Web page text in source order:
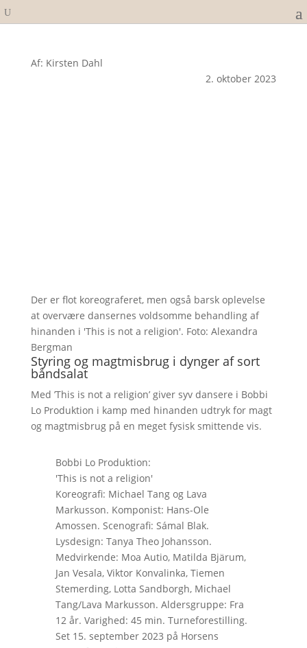
Af: Kirsten Dahl
2. oktober 2023
Der er flot koreograferet, men også barsk oplevelse
at overvære dansernes voldsomme behandling af
hinanden i 'This is not a religion'. Foto: Alexandra
Bergman
Styring og magtmisbrug i dynger af sort
båndsalat
Med ’This is not a religion’ giver syv dansere i Bobbi
Lo Produktion i kamp med hinanden udtryk for magt
og magtmisbrug på en meget fysisk smittende vis.
Bobbi Lo Produktion:
'This is not a religion'
Koreografi: Michael Tang og Lava
Markusson. Komponist: Hans-Ole
Amossen. Scenografi: Sámal Blak.
Lysdesign: Tanya Theo Johansson.
Medvirkende: Moa Autio, Matilda Bjärum,
Jan Vesala, Viktor Konvalinka, Tiemen
Stemerding, Lotta Sandborgh, Michael
Tang/Lava Markusson. Aldersgruppe: Fra
12 år. Varighed: 45 min. Turneforestilling.
Set 15. september 2023 på Horsens